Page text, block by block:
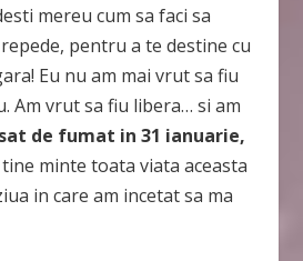
mereu cum sa faci sa
pentru a te destine cu
Eu nu am mai vrut sa fiu
Am vrut sa fiu libera… si am
de fumat in 31 ianuarie,
minte toata viata aceasta
in care am incetat sa ma